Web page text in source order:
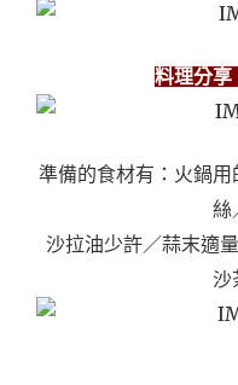
料理分享
準備的食材有：火鍋
絲
沙拉油少許／蒜末適
沙